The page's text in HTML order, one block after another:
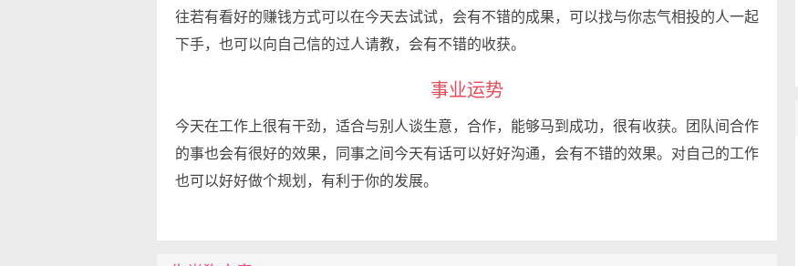
往若有看好的赚钱方式可以在今天去试试，会有不错的成果，可以找与你志气相投的人一起
下手，也可以向自己信的过人请教，会有不错的收获。
事业运势
今天在工作上很有干劲，适合与别人谈生意，合作，能够马到成功，很有收获。团队间合作
的事也会有很好的效果，同事之间今天有话可以好好沟通，会有不错的效果。对自己的工作
也可以好好做个规划，有利于你的发展。